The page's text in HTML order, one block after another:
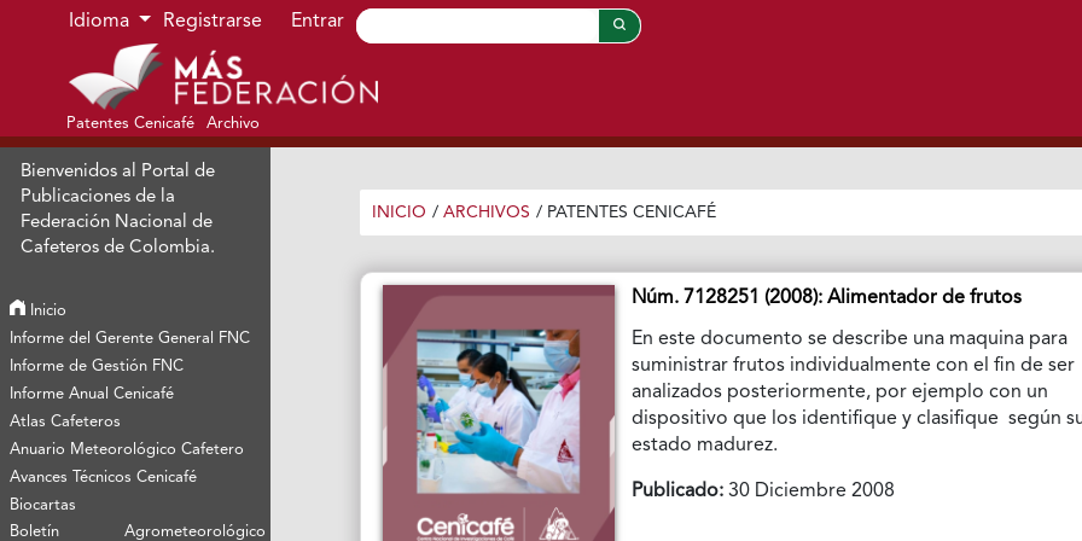
Ir al menú de navegación principal
Ir al contenido principal
Ir al pie de página del sitio
Idioma Registrarse Entrar
Patentes Cenicafé Archivo
Bienvenidos al Portal de
Publicaciones de la
Federación Nacional de
Cafeteros de Colombia.
Inicio
Informe del Gerente General FNC
Informe de Gestión FNC
Informe Anual Cenicafé
Atlas Cafeteros
Anuario Meteorológico Cafetero
Avances Técnicos Cenicafé
Biocartas
Boletín Agrometeorológico
INICIO / ARCHIVOS / PATENTES CENICAFÉ
Núm. 7128251 (2008): Alimentador de frutos
En este documento se describe una maquina para
suministrar frutos individualmente con el fin de ser
analizados posteriormente, por ejemplo con un
dispositivo que los identifique y clasifique según
estado madurez.
Publicado: 30 Diciembre 2008